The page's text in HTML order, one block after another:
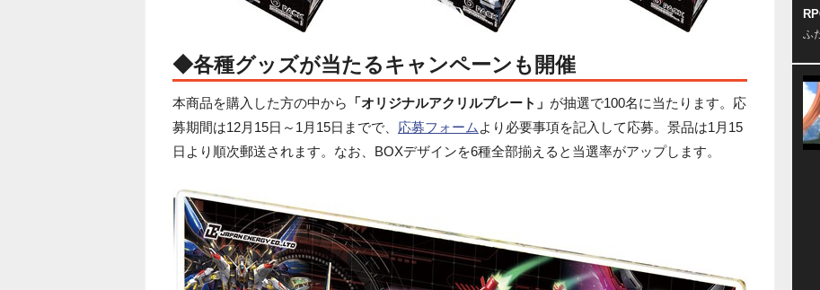
◆各種グッズが当たるキャンペーンも開催
本商品を購入した方の中から 「オリジナルアクリルプレート」 が抽選で100名に当たります。応
募期間は12月15日～1月15日までで、 応募フォーム より必要事項を記入して応募。景品は1月15
日より順次郵送されます。なお、BOXデザインを6種全部揃えると当選率がアップします。
ふ